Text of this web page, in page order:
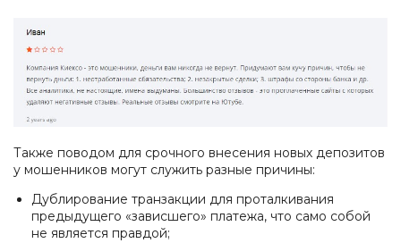
Также поводом для срочного внесения новых депозитов
у мошенников могут служить разные причины:
Дублирование транзакции для проталкивания
предыдущего «зависшего» платежа, что само собой
не является правдой;